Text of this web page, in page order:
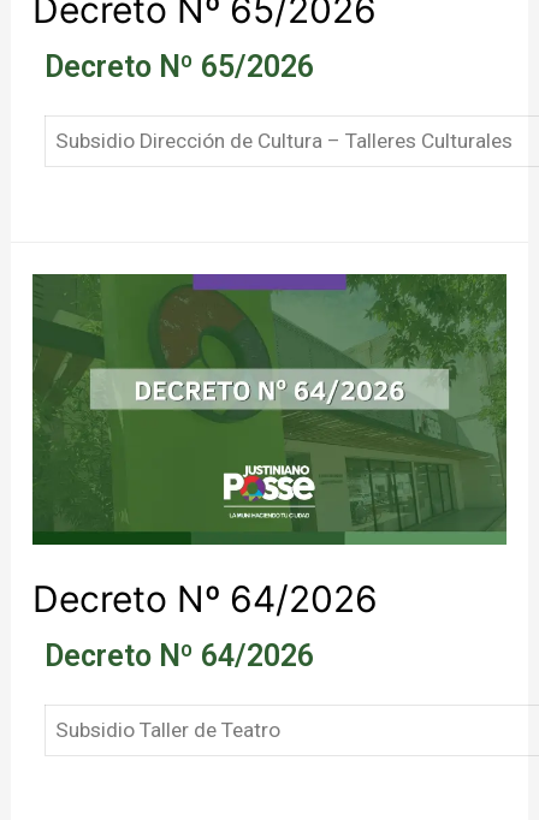
Decreto Nº 65/2026
Decreto Nº 65/2026
Subsidio Dirección de Cultura – Talleres Culturales
Decreto Nº 64/2026
Decreto Nº 64/2026
Subsidio Taller de Teatro